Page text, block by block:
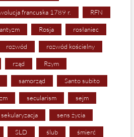
francuska 1789 r. RFN
Rosja rosłaniec
rozwód rozwód kościelny
rząd Rzym
samorząd Santo subito
secularism sejm
sekularyzacja sens życia
SLD ślub śmierć